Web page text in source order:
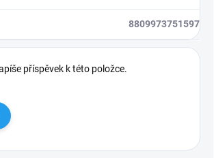
8809973751597
příspěvek k této položce.